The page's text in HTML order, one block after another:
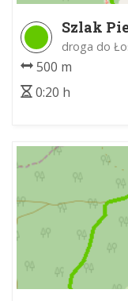
Szlak
droga do
500 m
0:20 h